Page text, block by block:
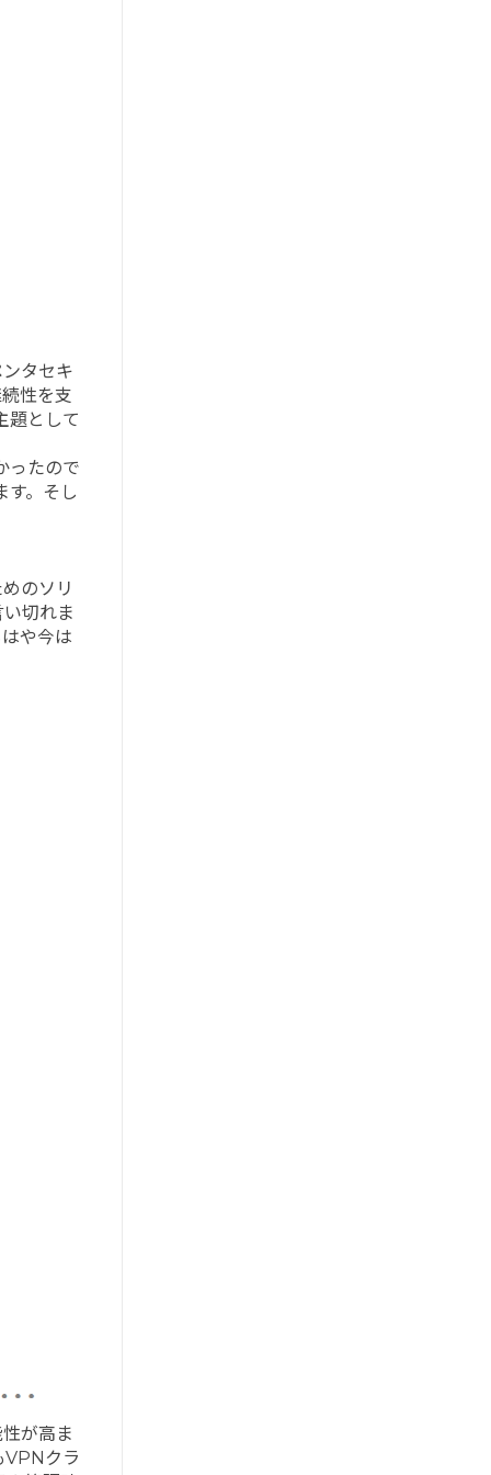
タセキ
性を支
題として
ったので
す。そし
のソリ
切れま
や今は
が高ま
VPNクラ